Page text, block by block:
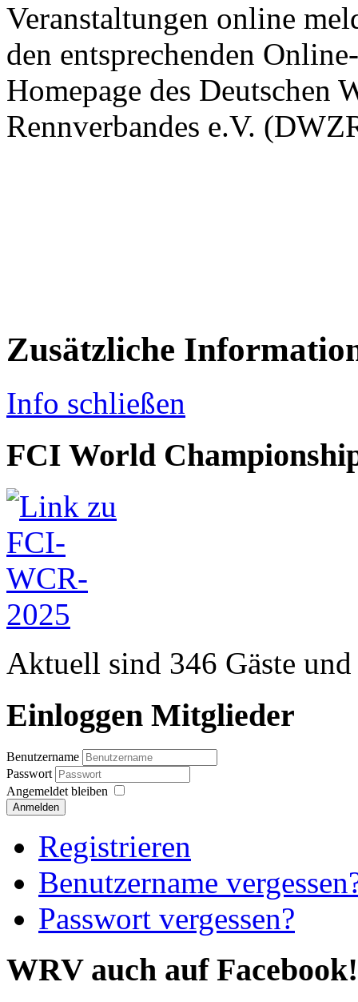
Veranstaltungen online
den entsprechenden
Homepage des Deutschen
Rennverbandes e.V.
Zusätzliche
Info schließen
FCI World
Aktuell sind 346 Gäste
Einloggen Mitglieder
Benutzername
Passwort
Angemeldet bleiben
Anmelden
Registrieren
Benutzername
Passwort vergessen?
WRV auch auf Facebook!